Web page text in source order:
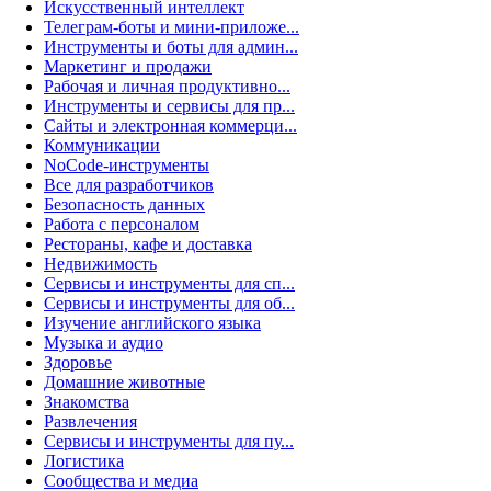
Искусственный интеллект
Телеграм-боты и мини-приложе...
Инструменты и боты для админ...
Маркетинг и продажи
Рабочая и личная продуктивно...
Инструменты и сервисы для пр...
Сайты и электронная коммерци...
Коммуникации
NoCode-инструменты
Все для разработчиков
Безопасность данных
Работа с персоналом
Рестораны, кафе и доставка
Недвижимость
Сервисы и инструменты для сп...
Сервисы и инструменты для об...
Изучение английского языка
Музыка и аудио
Здоровье
Домашние животные
Знакомства
Развлечения
Сервисы и инструменты для пу...
Логистика
Сообщества и медиа